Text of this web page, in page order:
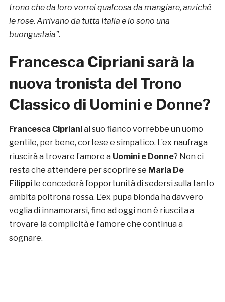
trono che da loro vorrei qualcosa da mangiare, anziché
le rose. Arrivano da tutta Italia e io sono una
buongustaia”.
Francesca Cipriani sarà la
nuova tronista del Trono
Classico di Uomini e Donne?
Francesca Ciprianial suo fianco vorrebbe un uomo
gentile, per bene, cortese e simpatico. L’ex naufraga
riuscirà a trovare l’amore a Uomini e Donne? Non ci
resta che attendere per scoprire se Maria De
Filippi le concederà l’opportunità di sedersi sulla tanto
ambita poltrona rossa. L’ex pupa bionda ha davvero
voglia di innamorarsi, fino ad oggi non è riuscita a
trovare la complicità e l’amore che continua a
sognare.